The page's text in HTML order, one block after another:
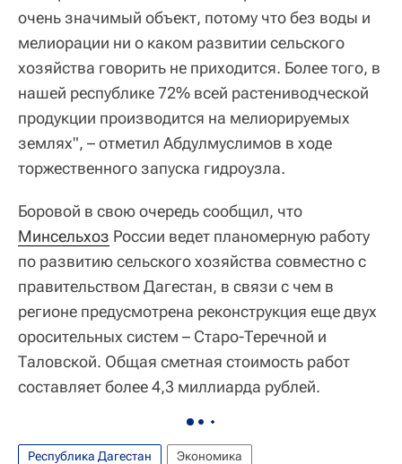
очень значимый объект, потому что без воды и
мелиорации ни о каком развитии сельского
хозяйства говорить не приходится. Более того, в
нашей республике 72% всей растениводческой
продукции производится на мелиорируемых
землях", – отметил Абдулмуслимов в ходе
торжественного запуска гидроузла.
Боровой в свою очередь сообщил, что
Минсельхоз России ведет планомерную работу
по развитию сельского хозяйства совместно с
правительством Дагестан, в связи с чем в
регионе предусмотрена реконструкция еще двух
оросительных систем – Старо-Теречной и
Таловской. Общая сметная стоимость работ
составляет более 4,3 миллиарда рублей.
Республика Дагестан
Экономика